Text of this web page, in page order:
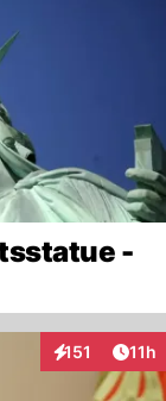
-
151
Interaktionen
11h